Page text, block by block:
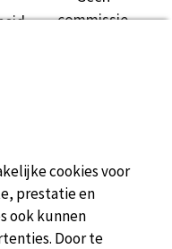
bekijk meer informatie
commissie
cookies voor
prestatie en
ook kunnen
Door te